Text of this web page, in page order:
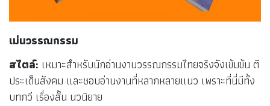
เม่นวรรณกรรม
สไตล์: เหมาะสำหรับนักอ่านงานวรรณกรรมไทยจริงจังเข้มข้น ตี
ประเด็นสังคม และชอบอ่านงานที่หลากหลายแนว เพราะที่นี่มีทั้ง
บทกวี เรื่องสั้น นวนิยาย